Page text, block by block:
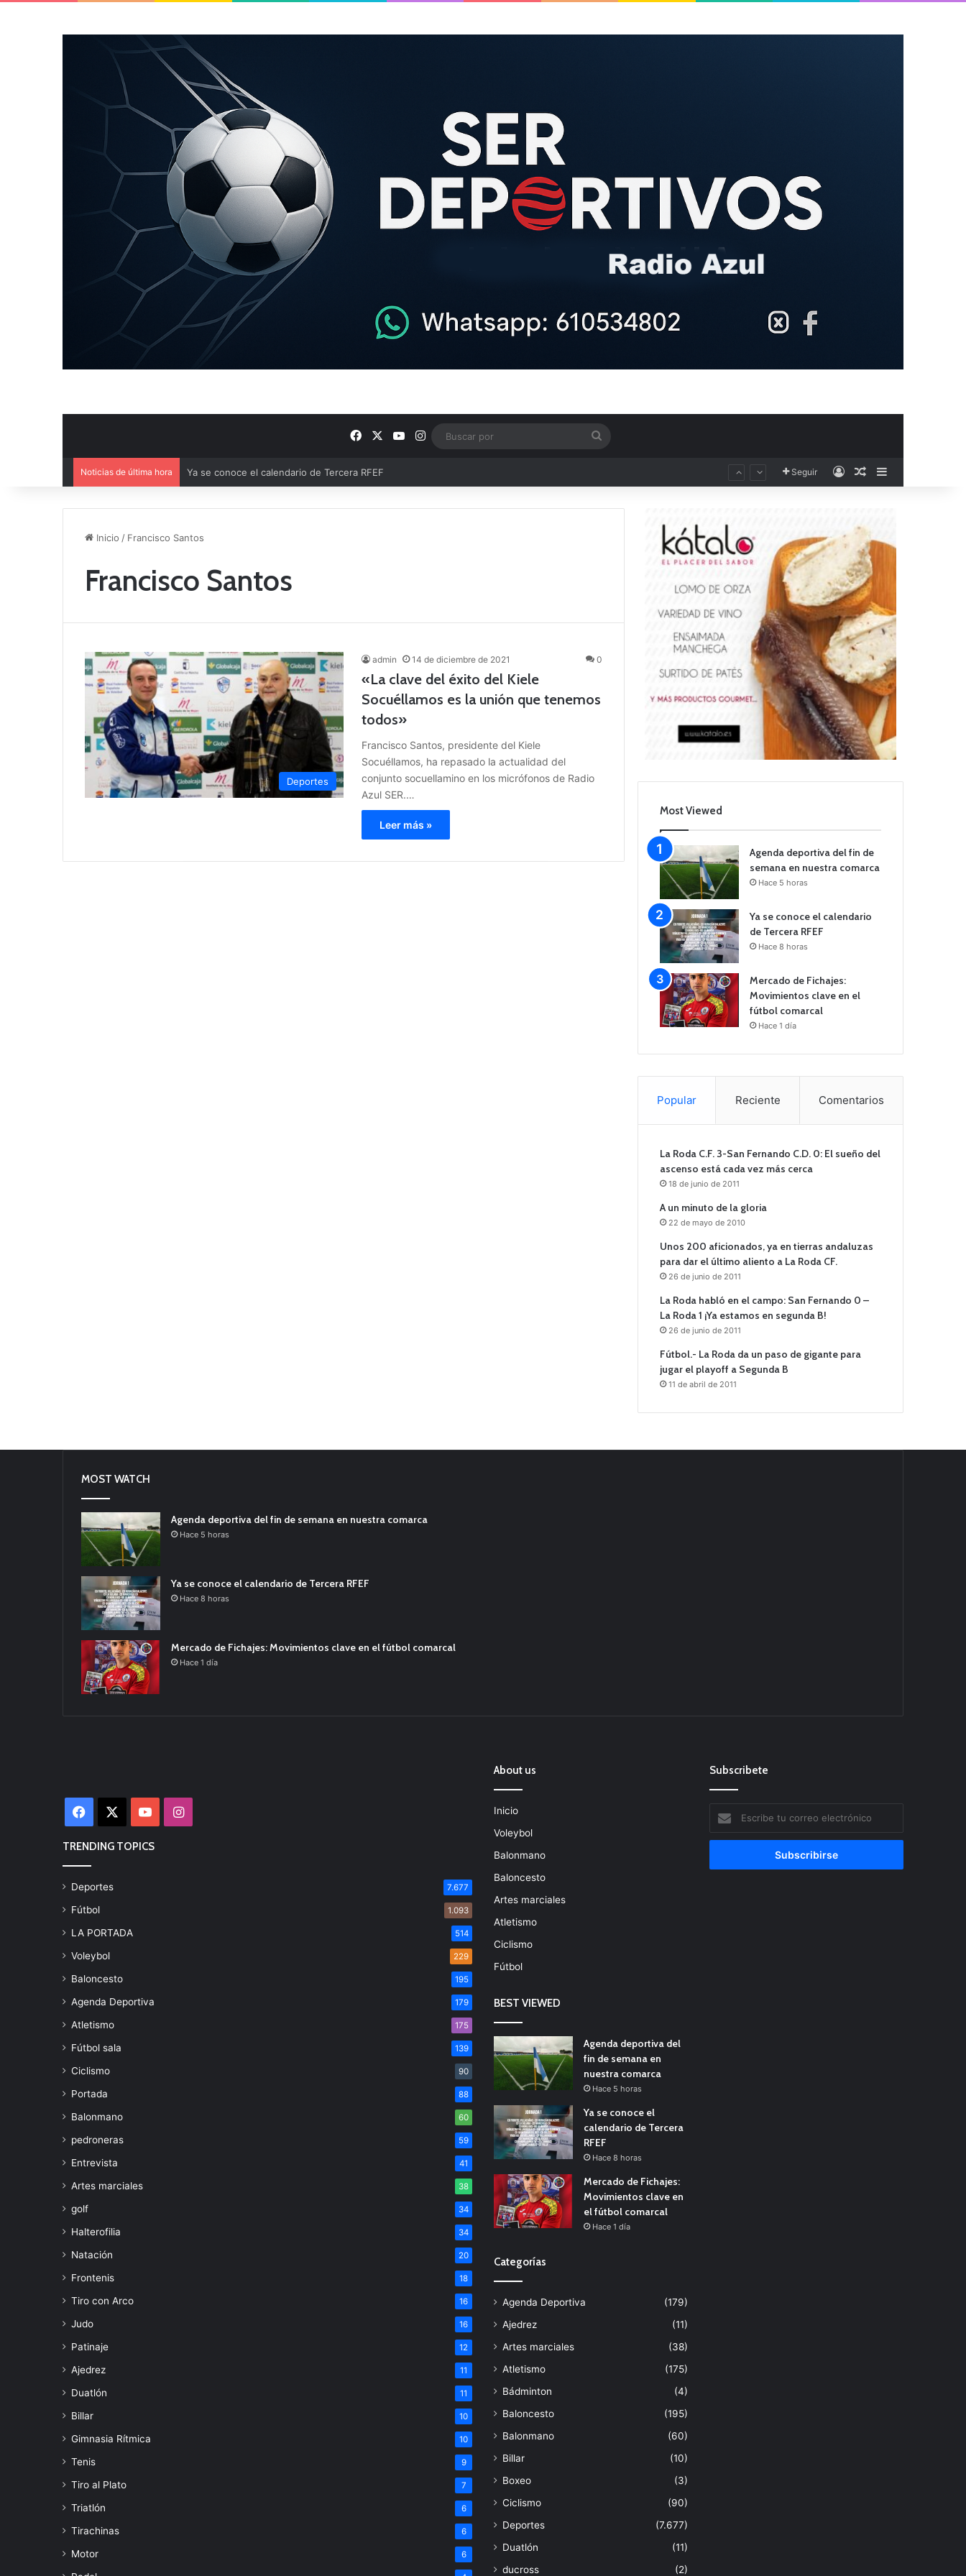
FacebookYouTube
Instagram
Noticias de última hora Mercado de Fichajes: Movimientos clave en el fútbol comarcal Seguir AccesoPublicación al
Inicio / Francisco Santos
Francisco Santos
Deportes
admin 14 de diciembre de 2021 0
«La clave del éxito del Kiele
Socuéllamos es la unión que tenemos
todos»
Francisco Santos, presidente del Kiele
Socuéllamos, ha repasado la actualidad del
conjunto socuellamino en los micrófonos de Radio
Azul SER.…
Leer más »
Most Viewed
Agenda deportiva del fin de
semana en nuestra comarca
Hace 5 horas
Ya se conoce el calendario
de Tercera RFEF
Hace 8 horas
Mercado de Fichajes:
Movimientos clave en el
fútbol comarcal
Hace 1 día
Popular Reciente Comentarios
La Roda C.F. 3-San Fernando C.D. 0: El sueño del
ascenso está cada vez más cerca
18 de junio de 2011
A un minuto de la gloria
22 de mayo de 2010
Unos 200 aficionados, ya en tierras andaluzas
para dar el último aliento a La Roda CF.
26 de junio de 2011
La Roda habló en el campo: San Fernando 0 –
La Roda 1 ¡Ya estamos en segunda B!
26 de junio de 2011
Fútbol.- La Roda da un paso de gigante para
jugar el playoff a Segunda B
11 de abril de 2011
MOST WATCH
Agenda deportiva del fin de semana en nuestra comarca
Hace 5 horas
Ya se conoce el calendario de Tercera RFEF
Hace 8 horas
Mercado de Fichajes: Movimientos clave en el fútbol comarcal
Hace 1 día
Facebook YouTubeInstagram
TRENDING TOPICS
Deportes 7.677
Fútbol 1.093
LA PORTADA 514
Voleybol 229
Baloncesto 195
Agenda Deportiva 179
Atletismo 175
Fútbol sala 139
Ciclismo 90
Portada 88
Balonmano 60
pedroneras 59
Entrevista 41
Artes marciales 38
golf 34
Halterofilia 34
Natación 20
Frontenis 18
Tiro con Arco 16
Judo 16
Patinaje 12
Ajedrez 11
Duatlón 11
Billar 10
Gimnasia Rítmica 10
Tenis 9
Tiro al Plato 7
Triatlón 6
Tirachinas 6
Motor 6
About us
Inicio
Voleybol
Balonmano
Baloncesto
Artes marciales
Atletismo
Ciclismo
Fútbol
BEST VIEWED
Agenda deportiva del
fin de semana en
nuestra comarca
Hace 5 horas
Ya se conoce el
calendario de Tercera
RFEF
Hace 8 horas
Mercado de Fichajes:
Movimientos clave en
el fútbol comarcal
Hace 1 día
Categorías
Agenda Deportiva
(179)
Ajedrez
(11)
Artes marciales
(38)
Atletismo
(175)
Bádminton
(4)
Baloncesto
(195)
Balonmano
(60)
Billar
(10)
Boxeo
(3)
Ciclismo
(90)
Deportes
(7.677)
Duatlón
(11)
ducross
(2)
Subscribete
tu
correo